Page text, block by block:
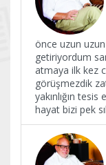
önce uzun
getiriyordum
atmaya ilk kez
görüşmezdik
yakınlığın
hayat bizi pek